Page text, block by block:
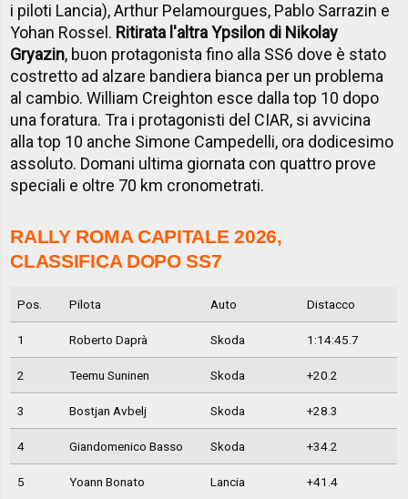
i piloti Lancia), Arthur Pelamourgues, Pablo Sarrazin e
Yohan Rossel. Ritirata l'altra Ypsilon di Nikolay
Gryazin, buon protagonista fino alla SS6 dove è stato
costretto ad alzare bandiera bianca per un problema
al cambio. William Creighton esce dalla top 10 dopo
una foratura. Tra i protagonisti del CIAR, si avvicina
alla top 10 anche Simone Campedelli, ora dodicesimo
assoluto. Domani ultima giornata con quattro prove
speciali e oltre 70 km cronometrati.
RALLY ROMA CAPITALE 2026,
CLASSIFICA DOPO SS7
Pos. Pilota Auto Distacco
1 Roberto Daprà Skoda 1:14:45.7
2 Teemu Suninen Skoda +20.2
3 Bostjan Avbelj Skoda +28.3
4 Giandomenico Basso Skoda +34.2
5 Yoann Bonato Lancia +41.4